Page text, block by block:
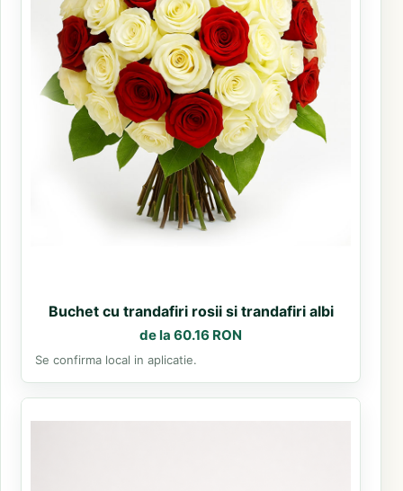
Buchet cu trandafiri rosii si trandafiri albi
de la 60.16 RON
Se confirma local in aplicatie.